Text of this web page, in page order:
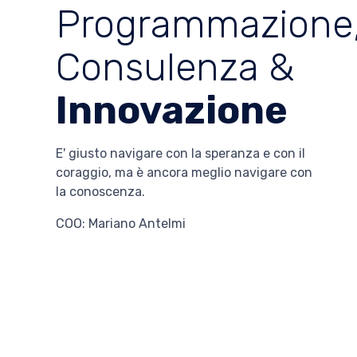
Consulenza &
Innovazione
E' giusto navigare con la speranza e con il
coraggio, ma è ancora meglio navigare con
la conoscenza.
COO: Mariano Antelmi